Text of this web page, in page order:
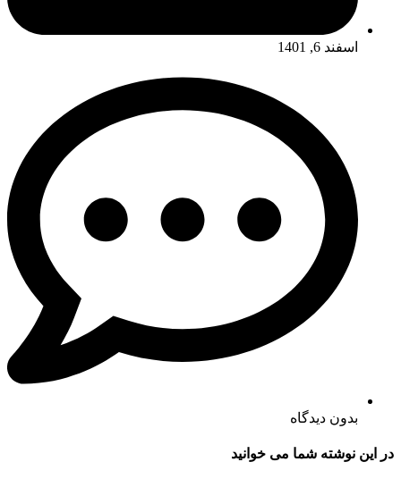
اسفند 6, 1401
بدون دیدگاه
در این نوشته شما می خوانید